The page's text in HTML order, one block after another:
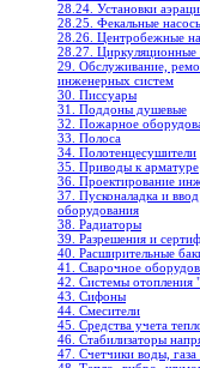
28.24. Установки
28.25. Фекальные
28.26. Центробежные
28.27. Циркуляционные
29. Обслуживание,
инженерных систем
30. Писсуары
31. Поддоны душевые
32. Пожарное
33. Полоса
34. Полотенцесушители
35. Приводы к арматуре
36. Проектирование
37. Пусконаладка и
оборудования
38. Радиаторы
39. Разрешения и
40. Расширительные
41. Сварочное
42. Системы отопления
43. Сифоны
44. Смесители
45. Средства учета
46. Стабилизаторы
47. Счетчики воды, газа